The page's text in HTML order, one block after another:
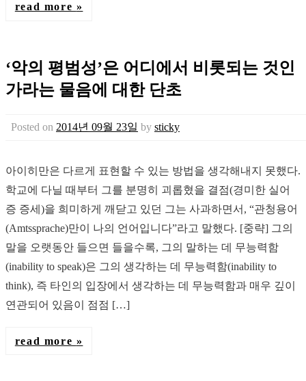
read more
‘악의 평범성’은 어디에서 비롯되는 것인
가라는 물음에 대한 단초
Posted on 2014년 09월 23일 by sticky
아이히만은 다르게 표현할 수 있는 방법을 생각해내지 못했다.
학교에 다닐 때부터 그를 분명히 괴롭혔을 결점(경미한 실어
증 증세)을 희미하게 깨닫고 있던 그는 사과하면서, “관청용어
(Amtssprache)만이 나의 언어입니다”라고 말했다. [중략] 그의
말을 오랫동안 들으면 들을수록, 그의 말하는 데 무능력함
(inability to speak)은 그의 생각하는 데 무능력함(inability to
think), 즉 타인의 입장에서 생각하는 데 무능력함과 매우 깊이
연관되어 있음이 점점 […]
read more